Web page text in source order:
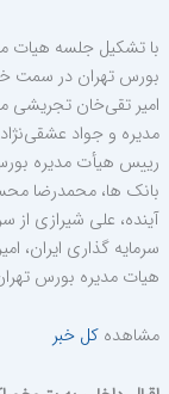
با تشکیل جلسه هیات
بورس تهران در سمت
امیر تقی‌خان تجریشی
مدیره و جواد
رییس هیأت مدیره
بانک ها، محمدرضا
آینده، علی شیرازی از
سرمایه گذاری ایران،
هیات مدیره بورس
مشاهده کل خبر